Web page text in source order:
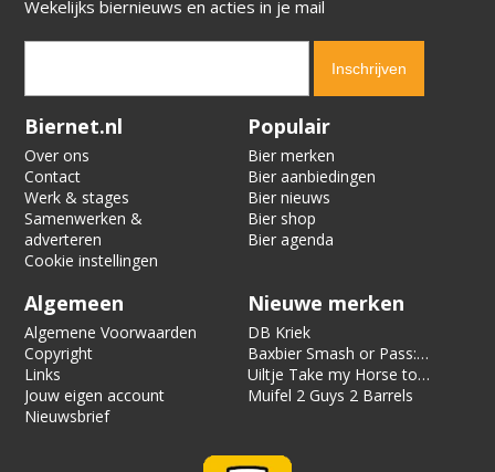
Wekelijks biernieuws en acties in je mail
Verification code:
Biernet.nl
Over ons
Contact
Werk & stages
Samenwerken &
adverteren
Cookie instellingen
Populair
Bier merken
Bier aanbiedingen
Bier nieuws
Bier shop
Bier agenda
Algemeen
Algemene Voorwaarden
Copyright
Links
Jouw eigen account
Nieuwsbrief
Nieuwe merken
DB Kriek
Baxbier Smash or Pass:
Strata
Uiltje Take my Horse to
the Hotel Room
Muifel 2 Guys 2 Barrels